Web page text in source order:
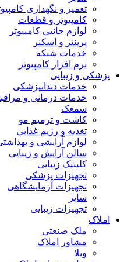
تعمیر و نگهداری
کامپیوتر و قطعات
لوازم جانبی کامپیوتر
پرینتر و اسکنر
خدمات شبکه
نرم افزار کامپیوتر
پزشکی و زیبایی
خدمات دندانپزشکی
خدمات درمانی و
سمعک
کاشت و ترمیم مو
تغذیه و رژیم غذایی
لوازم آرایشی و
سالن آرایش و زیبایی
کلینیک زیبایی
تجهیزات پزشکی
تجهیزات آزمایشگاهی
سایر
تجهیزات زیبایی
املاک
ملک صنعتی
مشاور املاک
ویلا